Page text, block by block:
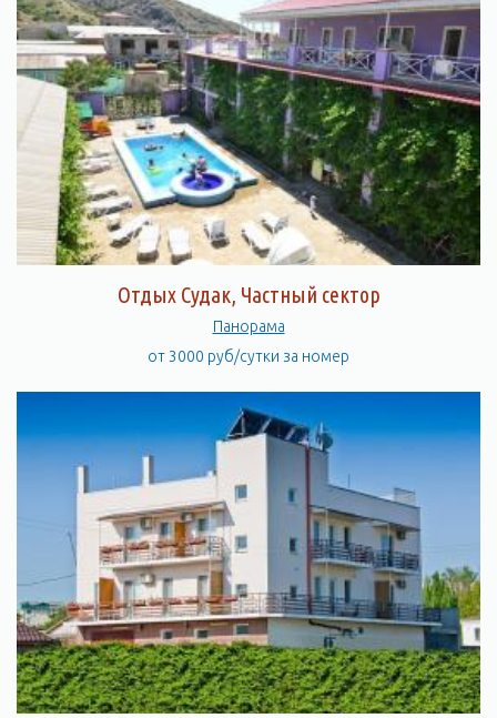
Отдых Судак, Частный сектор
Панорама
от 3000 руб/сутки за номер